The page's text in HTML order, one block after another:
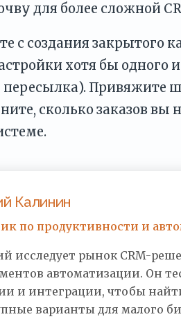
для более сложной
с создания закрытого
хотя бы одного
пересылка). Привяжите
сколько заказов вы
Калинин
по продуктивности и
исследует рынок CRM-
автоматизации. Он
и интеграции, чтобы
варианты для малого